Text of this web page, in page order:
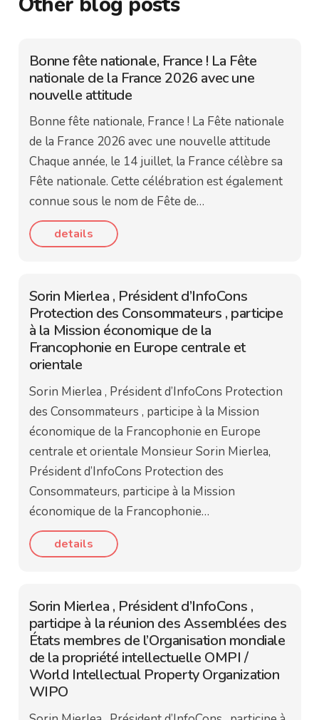
Bonne fête nationale, France ! La Fête
nationale de la France 2026 avec une
nouvelle attitude
Bonne fête nationale, France ! La Fête nationale
de la France 2026 avec une nouvelle attitude
Chaque année, le 14 juillet, la France célèbre sa
Fête nationale. Cette célébration est également
connue sous le nom de Fête de…
details
Sorin Mierlea , Président d’InfoCons
Protection des Consommateurs , participe
à la Mission économique de la
Francophonie en Europe centrale et
orientale
Sorin Mierlea , Président d’InfoCons Protection
des Consommateurs , participe à la Mission
économique de la Francophonie en Europe
centrale et orientale Monsieur Sorin Mierlea,
Président d’InfoCons Protection des
Consommateurs, participe à la Mission
économique de la Francophonie…
details
Sorin Mierlea , Président d’InfoCons ,
participe à la réunion des Assemblées des
États membres de l’Organisation mondiale
de la propriété intellectuelle OMPI /
World Intellectual Property Organization
WIPO